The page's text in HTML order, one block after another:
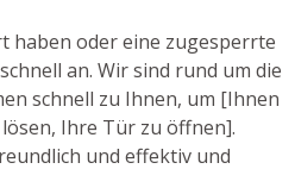
haben oder eine zugesperrte
an. Wir sind rund um die
schnell zu Ihnen, um [Ihnen
Ihre Tür zu öffnen].
und effektiv und